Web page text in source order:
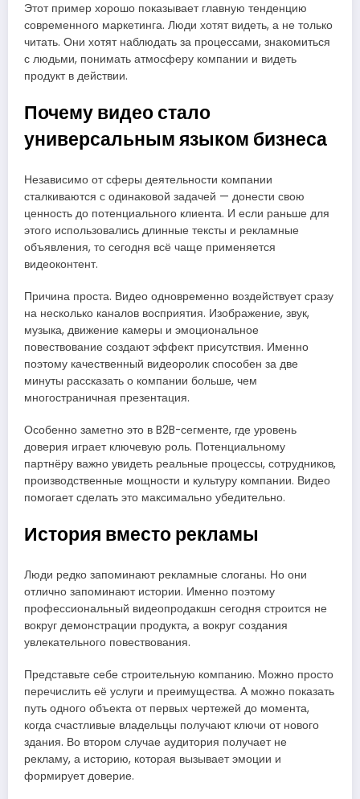
Этот пример хорошо показывает главную тенденцию
современного маркетинга. Люди хотят видеть, а не только
читать. Они хотят наблюдать за процессами, знакомиться
с людьми, понимать атмосферу компании и видеть
продукт в действии.
Почему видео стало
универсальным языком бизнеса
Независимо от сферы деятельности компании
сталкиваются с одинаковой задачей — донести свою
ценность до потенциального клиента. И если раньше для
этого использовались длинные тексты и рекламные
объявления, то сегодня всё чаще применяется
видеоконтент.
Причина проста. Видео одновременно воздействует сразу
на несколько каналов восприятия. Изображение, звук,
музыка, движение камеры и эмоциональное
повествование создают эффект присутствия. Именно
поэтому качественный видеоролик способен за две
минуты рассказать о компании больше, чем
многостраничная презентация.
Особенно заметно это в B2B-сегменте, где уровень
доверия играет ключевую роль. Потенциальному
партнёру важно увидеть реальные процессы, сотрудников,
производственные мощности и культуру компании. Видео
помогает сделать это максимально убедительно.
История вместо рекламы
Люди редко запоминают рекламные слоганы. Но они
отлично запоминают истории. Именно поэтому
профессиональный видеопродакшн сегодня строится не
вокруг демонстрации продукта, а вокруг создания
увлекательного повествования.
Представьте себе строительную компанию. Можно просто
перечислить её услуги и преимущества. А можно показать
путь одного объекта от первых чертежей до момента,
когда счастливые владельцы получают ключи от нового
здания. Во втором случае аудитория получает не
рекламу, а историю, которая вызывает эмоции и
формирует доверие.